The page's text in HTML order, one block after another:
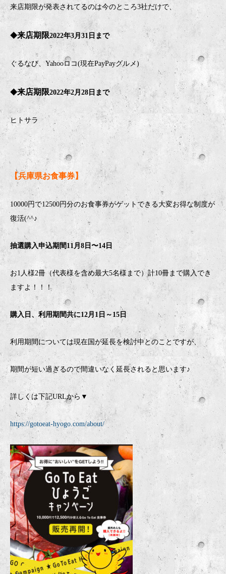
来店期限が発表されてるのは今のところ3社だけで、
◆来店期限2022年3 月 31 日まで
ぐるなび、Yahooロコ(現在PayPayグルメ)
◆来店期限2022年2 月28 日まで
ヒトサラ
【兵庫県お食事券】
10000円で12500円分のお食事券がゲットできる大変お得な制度が
復活(^^♪
抽選購入申込期間 11 月 8 日〜14 日
お1人様2冊（代表様を含め最大5名様まで）計10冊まで購入でき
ますよ！！！
購入日、利用期間共に12月 1 日～ 15 日
利用期間については現在国が延長を検討中とのことですが、
期間が短い過ぎるので間違いなく延長されると思います♪
詳しくは下記URLから ▼
https://gotoeat-hyogo.com/about/